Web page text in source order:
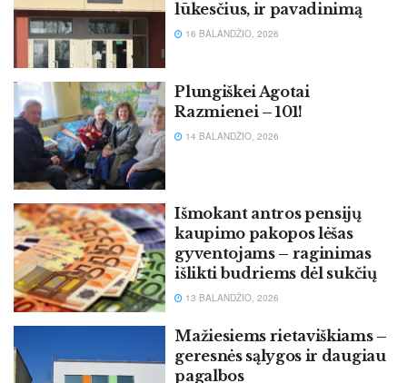
lūkesčius, ir pavadinimą
16 BALANDŽIO, 2026
Plungiškei Agotai
Razmienei – 101!
14 BALANDŽIO, 2026
Išmokant antros pensijų
kaupimo pakopos lėšas
gyventojams – raginimas
išlikti budriems dėl sukčių
13 BALANDŽIO, 2026
Mažiesiems rietaviškiams –
geresnės sąlygos ir daugiau
pagalbos